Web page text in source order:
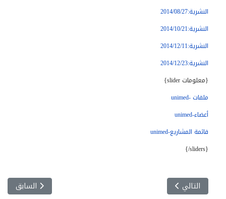
النشرية:2014/08/27
النشرية:2014/10/21
النشرية:2014/12/11
النشرية:2014/12/23
{slider معلومات}
ملفات -unimed
أعضاء-unimed
قائمة المشاريع-unimed
{/sliders}
المقال
السابق المقال التالي: NTO
التالي